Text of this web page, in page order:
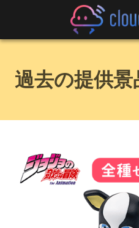
過去の提供景